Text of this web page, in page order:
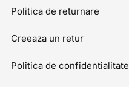
Politica de returnare
Creeaza un retur
Politica de confidentialitate